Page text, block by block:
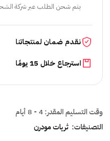
يتم شحن الطلب عبر شركة
نقدم ضمان لمنتجاتنا
استرجاع خلال 15 يومًا
وقت التسليم المقدر:4 - 8 أيام
التصنيفات: ثريات مودرن